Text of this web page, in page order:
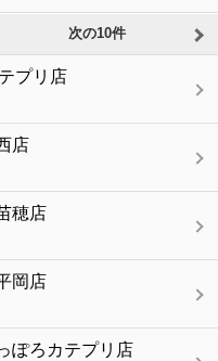
次の10件
プリ店
店
穂店
岡店
ぽろカテプリ店